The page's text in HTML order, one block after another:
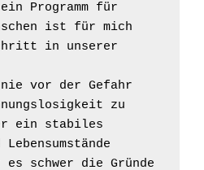
Programm für
ist für mich
in unserer
vor der Gefahr
zu
ein stabiles
schwer die Gründe